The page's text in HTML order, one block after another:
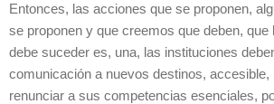
Entonces, las acciones que se proponen,
se proponen y que creemos que deben, que
debe suceder es, una, las instituciones
comunicación a nuevos destinos, accesible,
renunciar a sus competencias esenciales,